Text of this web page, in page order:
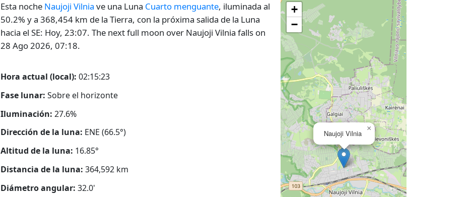
Esta noche Naujoji Vilnia ve una Luna Cuarto menguante, iluminada al
50.2% y a 368,454 km de la Tierra, con la próxima salida de la Luna
hacia el SE: Hoy, 23:07. The next full moon over Naujoji Vilnia falls on
28 Ago 2026, 07:18.
Hora actual (local): 02:15:24
Fase lunar: Sobre el horizonte
Iluminación: 27.6%
Dirección de la luna: ENE (66.5°)
Altitud de la luna: 16.85°
Distancia de la luna: 364,592 km
Diámetro angular: 32.0'
Naujoji Vilnia
×
+
−